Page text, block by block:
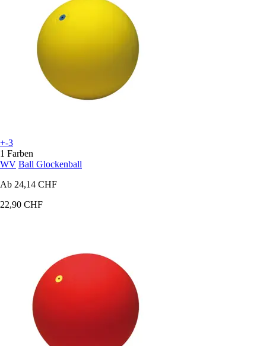
+-3
1 Farben
WV Ball Glockenball
Ab 24,14 CHF
22,90 CHF